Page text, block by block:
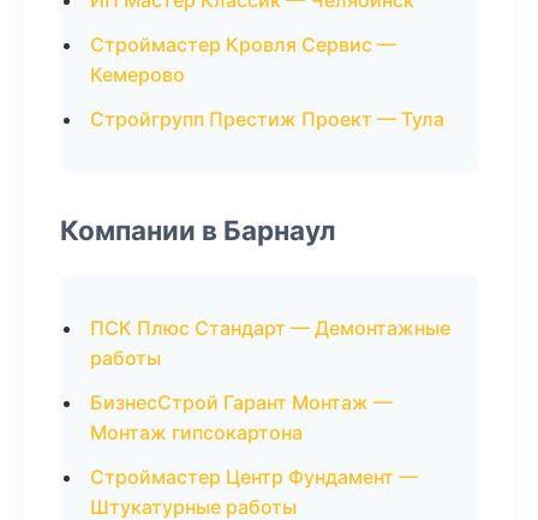
Строймастер Кровля Сервис —
Кемерово
Стройгрупп Престиж Проект — Тула
Компании в Барнаул
ПСК Плюс Стандарт — Демонтажные
работы
БизнесСтрой Гарант Монтаж —
Монтаж гипсокартона
Строймастер Центр Фундамент —
Штукатурные работы